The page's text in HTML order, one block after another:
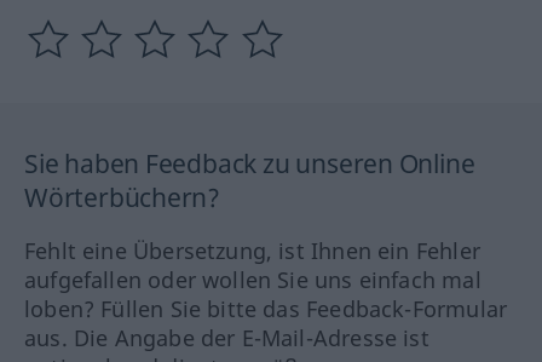
Sie haben Feedback zu unseren Online
Wörterbüchern?
Fehlt eine Übersetzung, ist Ihnen ein Fehler
aufgefallen oder wollen Sie uns einfach mal
loben? Füllen Sie bitte das Feedback-Formular
aus. Die Angabe der E-Mail-Adresse ist